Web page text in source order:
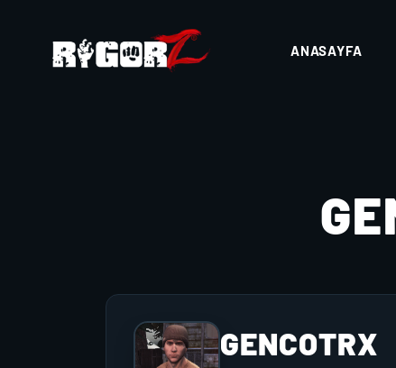
ANASAYFA
GENCOTRX